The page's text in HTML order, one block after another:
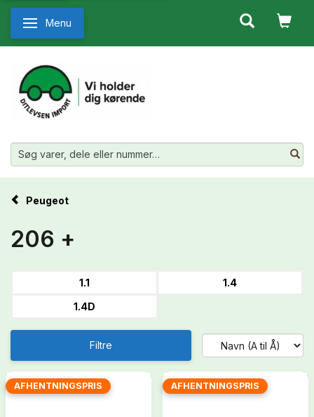
Skifte navigation
Menu
Peugeot
206 +
1.1
1.4
1.4D
Filtre
AFHENTNINGSPRIS AFHENTNINGSPRIS